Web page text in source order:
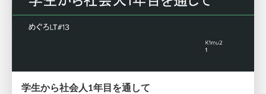
学生から社会人1年目を通して